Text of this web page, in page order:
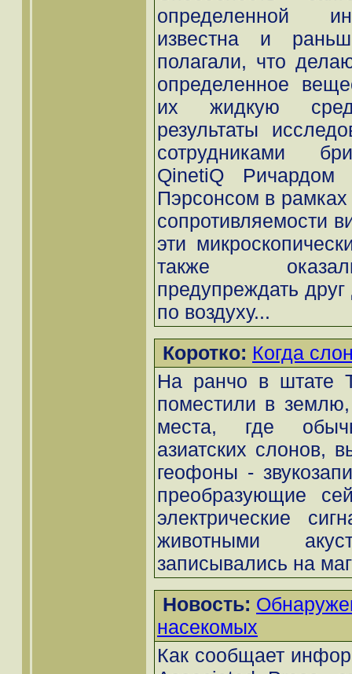
определенной
известна и
полагали, что
определенное
их жидкую
результаты
сотрудниками
QinetiQ
Пэрсонсом в
сопротивляемости
эти
также
предупреждать
по воздуху...
Коротко: Когда
На ранчо в штате
поместили в
места, где
азиатских слонов,
геофоны -
преобразующие
электрические
животными
записывались на
Новость:
насекомых
Как сообщает